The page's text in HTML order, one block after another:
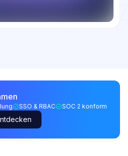
SSO & RBAC SOC 2 konform